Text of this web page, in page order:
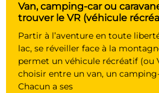
Van, camping-car ou
trouver le VR (véhicule
Partir à l’aventure en toute
lac, se réveiller face à la
permet un véhicule récréatif (ou
choisir entre un van, un
Chacun a ses